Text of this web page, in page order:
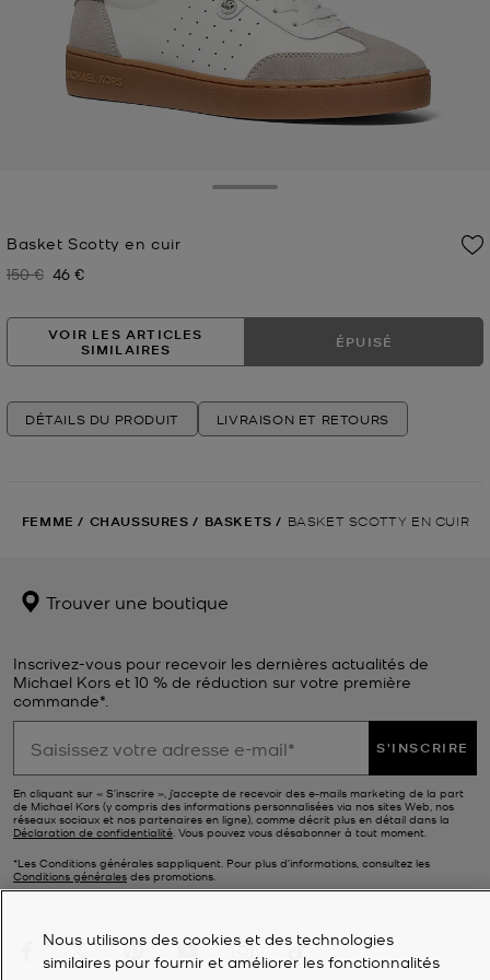
Basket Scotty en cuir
Prix initial
150 € Prix actuel
46 €
VOIR LES ARTICLES
SIMILAIRES
ÉPUISÉ
DÉTAILS DU PRODUIT LIVRAISON ET RETOURS
FEMME / CHAUSSURES / BASKETS / BASKET SCOTTY EN CUIR
Trouver une boutique
Inscrivez-vous pour recevoir les dernières actualités de
Michael Kors et 10 % de réduction sur votre première
commande*.
S'INSCRIRE
En cliquant sur « S’inscrire », j’accepte de recevoir des e-mails marketing de la part
de Michael Kors (y compris des informations personnalisées via nos sites Web, nos
réseaux sociaux et nos partenaires en ligne), comme décrit plus en détail dans la
Déclaration de confidentialité. Vous pouvez vous désabonner à tout moment.
*Les Conditions générales sappliquent. Pour plus d’informations, consultez les
Conditions générales des promotions.
Nous utilisons des cookies et des technologies
similaires pour fournir et améliorer les fonctionnalités